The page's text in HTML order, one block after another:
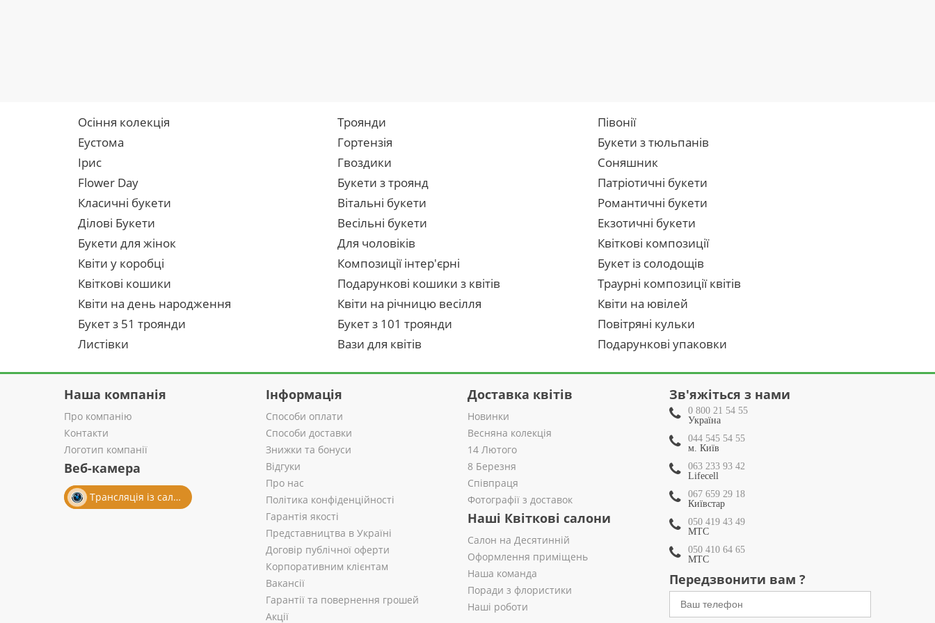
Осіння колекція Троянди
Півонії
Еустома
Гортензія
Букети з тюльпанів
Ірис
Гвоздики
Соняшник
Flower Day
Букети з троянд
Патріотичні букети
Класичні букети
Вітальні букети
Романтичні букети
Ділові Букети
Весільні букети
Екзотичні букети
Букети для жінок
Для чоловіків
Квіткові композиції
Квіти у коробці
Композиції інтер'єрні
Букет із солодощів
Квіткові кошики
Подарункові кошики з квітів
Траурні композиції квітів
Квіти на день народження
Квіти на річницю весілля
Квіти на ювілей
Букет з 51 троянди
Букет з 101 троянди
Повітряні кульки
Листівки
Вази для квітів Подарункові упаковки
Наша компанія
Про компанію
Контакти
Логотип компанії
Веб-камера
Трансляція із салону
Інформація
Способи оплати
Способи доставки
Знижки та бонуси
Відгуки
Про нас
Політика конфіденційності
Гарантія якості
Представництва в Україні
Договір публічної оферти
Корпоративним клієнтам
Вакансії
Гарантії та повернення грошей
Акції
Доставка квітів
Новинки
Весняна колекція
14 Лютого
8 Березня
Співпраця
Фотографії з доставок
Наші Квіткові салони
Салон на Десятинній
Оформлення приміщень
Наша команда
Поради з флористики
Наші роботи
Зв'яжіться з нами
0 800 21 54 55
Україна
044 545 54 55
м. Київ
063 233 93 42
Lifecell
067 659 29 18
Київстар
050 419 43 49
МТС
050 410 64 65
МТС
Передзвонити вам ?